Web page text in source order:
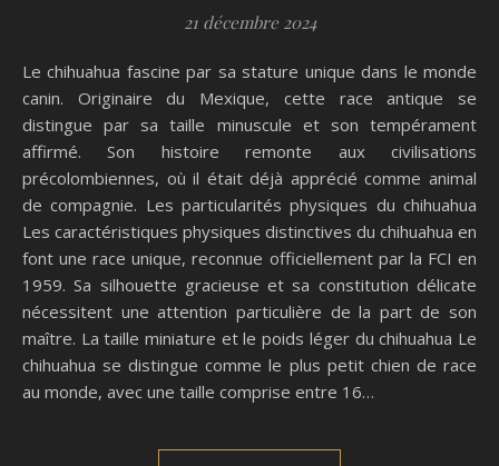
21 décembre 2024
Le chihuahua fascine par sa stature unique dans le monde
canin. Originaire du Mexique, cette race antique se
distingue par sa taille minuscule et son tempérament
affirmé. Son histoire remonte aux civilisations
précolombiennes, où il était déjà apprécié comme animal
de compagnie. Les particularités physiques du chihuahua
Les caractéristiques physiques distinctives du chihuahua en
font une race unique, reconnue officiellement par la FCI en
1959. Sa silhouette gracieuse et sa constitution délicate
nécessitent une attention particulière de la part de son
maître. La taille miniature et le poids léger du chihuahua Le
chihuahua se distingue comme le plus petit chien de race
au monde, avec une taille comprise entre 16…